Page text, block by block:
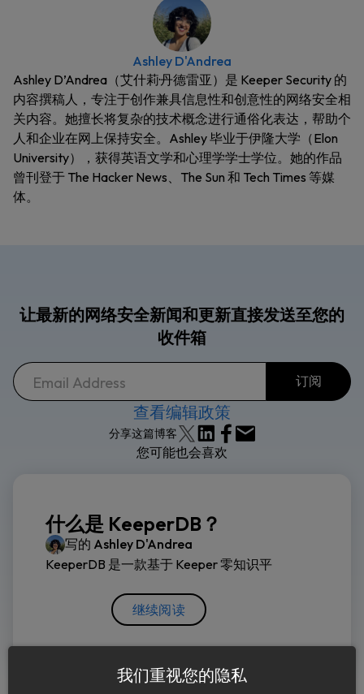
Ashley D'Andrea
Ashley D’Andrea（艾什莉·丹德雷亚）是 Keeper Security 的
内容撰稿人，专注于创作兼具信息性和创意性的网络安全相
关内容。她擅长将复杂的技术概念进行通俗化表达，帮助个
人和企业在网上保持安全。Ashley 毕业于伊隆大学（Elon
University），获得英语文学和心理学学士学位。她的作品
曾刊登于 The Hacker News、The Sun 和 Tech Times 等媒
体。
让最新的网络安全新闻和更新直接发送至您的
收件箱
查看编辑政策
分享这篇博客
您可能也会喜欢
什么是 KeeperDB？
写的 Ashley D'Andrea
KeeperDB 是一款基于 Keeper 零知识平
继续阅读
我们重视您的隐私